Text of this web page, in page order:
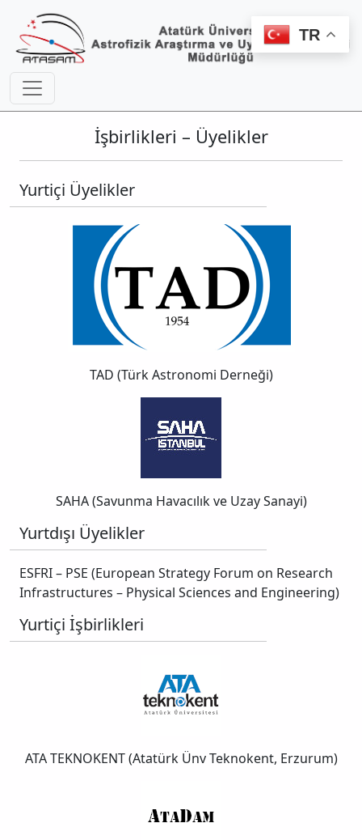
İşbirlikleri – Üyelikler
Yurtiçi Üyelikler
TAD (Türk Astronomi Derneği)
SAHA (Savunma Havacılık ve Uzay Sanayi)
Yurtdışı Üyelikler
ESFRI – PSE (European Strategy Forum on Research
Infrastructures – Physical Sciences and Engineering)
Yurtiçi İşbirlikleri
ATA TEKNOKENT (Atatürk Ünv Teknokent, Erzurum)
TR